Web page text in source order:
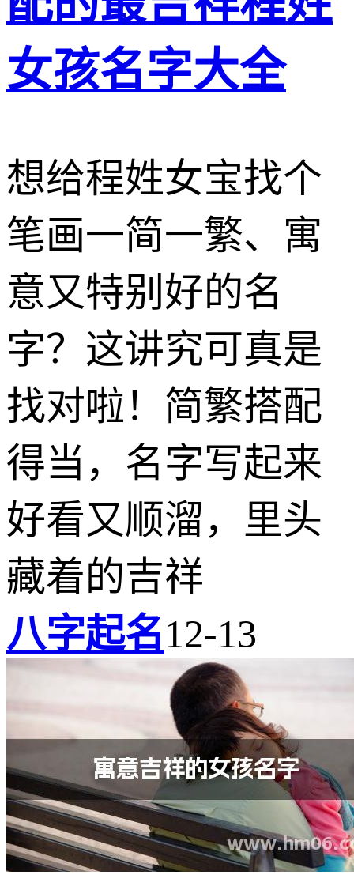
女孩名字大全
想给程姓女宝找个
笔画一简一繁、寓
意又特别好的名
字？这讲究可真是
找对啦！简繁搭配
得当，名字写起来
好看又顺溜，里头
藏着的吉祥
八字起名12-13